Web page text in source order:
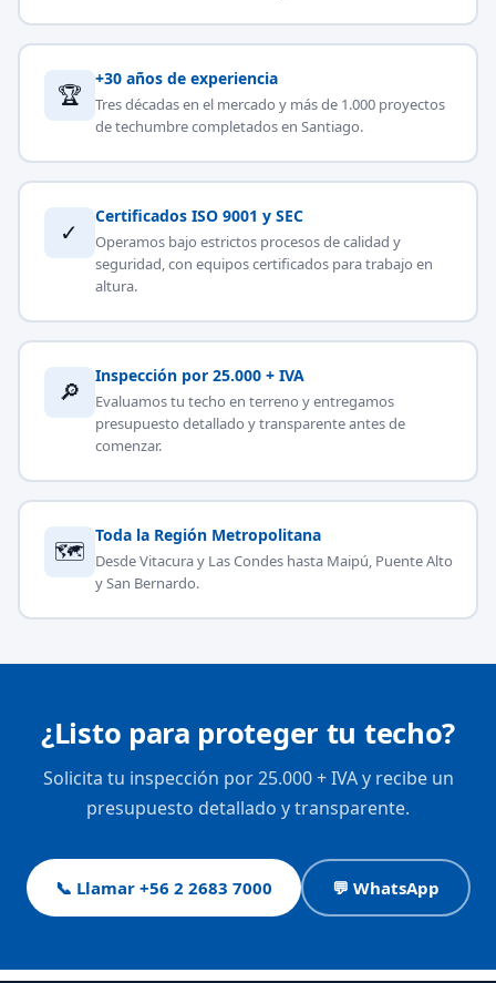
🏆
+30 años de experiencia
Tres décadas en el mercado y más de 1.000 proyectos
de techumbre completados en Santiago.
✓
Certificados ISO 9001 y SEC
Operamos bajo estrictos procesos de calidad y
seguridad, con equipos certificados para trabajo en
altura.
🔎
Inspección por 25.000 + IVA
Evaluamos tu techo en terreno y entregamos
presupuesto detallado y transparente antes de
comenzar.
🗺
Toda la Región Metropolitana
Desde Vitacura y Las Condes hasta Maipú, Puente Alto
y San Bernardo.
¿Listo para proteger tu techo?
Solicita tu inspección por 25.000 + IVA y recibe un
presupuesto detallado y transparente.
📞 Llamar +56 2 2683 7000 💬 WhatsApp